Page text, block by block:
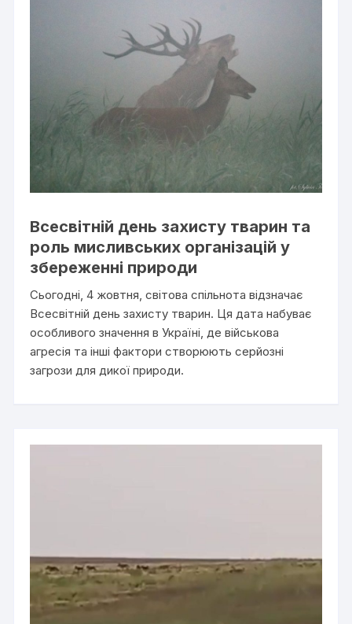
Всесвітній день захисту тварин та
роль мисливських організацій у
збереженні природи
Сьогодні, 4 жовтня, світова спільнота відзначає
Всесвітній день захисту тварин. Ця дата набуває
особливого значення в Україні, де військова
агресія та інші фактори створюють серйозні
загрози для дикої природи.